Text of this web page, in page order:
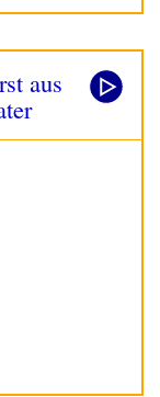
aus